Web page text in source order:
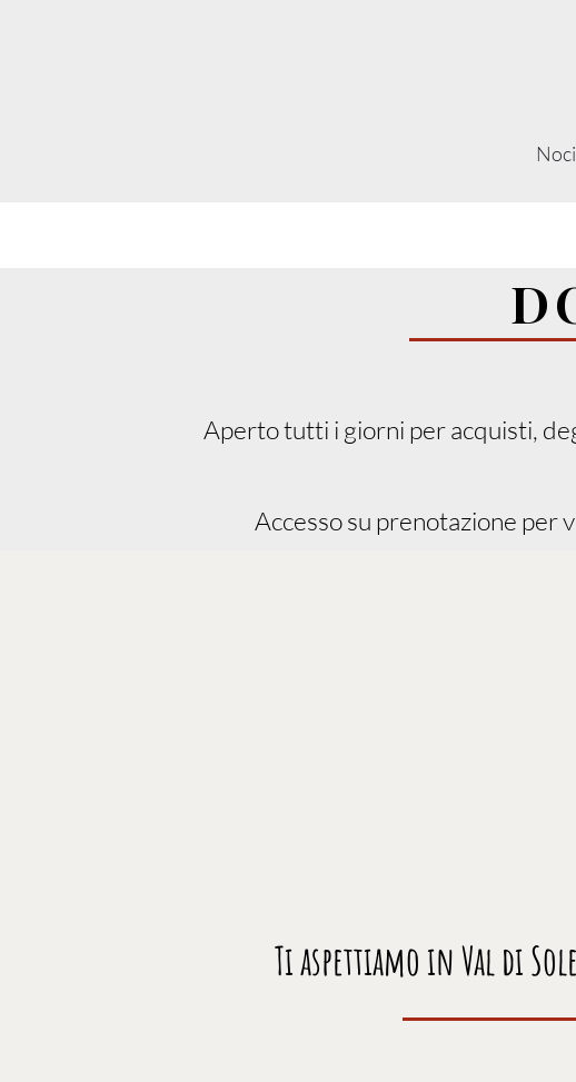
Aperto tutti i giorni per acquisti,
Accesso su prenotazione per
Ti aspettiamo in Val di